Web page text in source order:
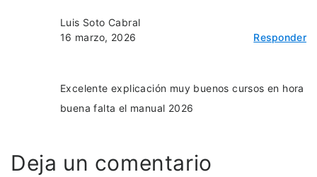
Luis Soto Cabral
16 marzo, 2026
Responder
Excelente explicación muy buenos cursos en hora
buena falta el manual 2026
Deja un comentario